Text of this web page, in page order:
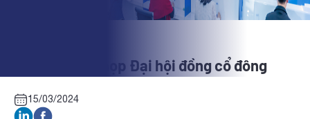
VNF: Tài liệu họp Đại hội đồng cổ đông
15/03/2024